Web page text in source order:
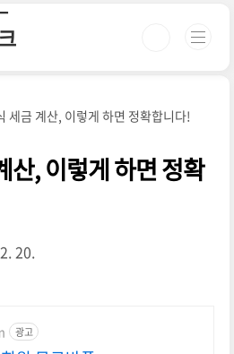
세금 계산, 이렇게 하면 정확합니다!
산, 이렇게 하면 정확
20.
광고